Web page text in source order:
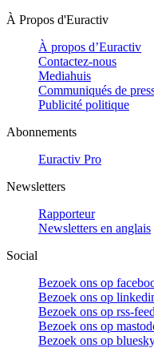
À Propos d'Euractiv
À propos d’Euractiv
Contactez-nous
Mediahuis
Communiqués de
Publicité politique
Abonnements
Euractiv Pro
Newsletters
Rapporteur
Newsletters en anglais
Social
Bezoek ons op
Bezoek ons op
Bezoek ons op rss-feed
Bezoek ons op
Bezoek ons op